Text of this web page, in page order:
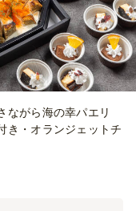
ながら海の幸パエリ
き・オランジェットチ